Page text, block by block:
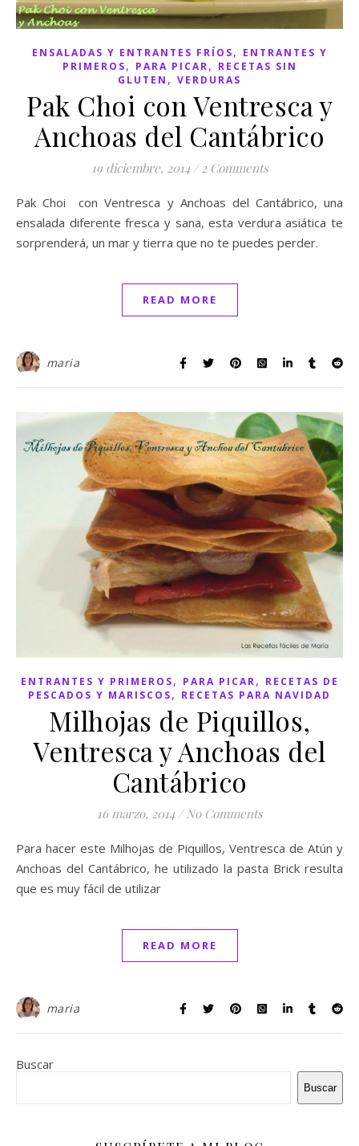
ENSALADAS Y ENTRANTES FRÍOS, ENTRANTES Y
PRIMEROS, PARA PICAR, RECETAS SIN
GLUTEN , VERDURAS
Pak Choi con Ventresca y
Anchoas del Cantábrico
19 diciembre, 2014 / 2 Comments
Pak Choi con Ventresca y Anchoas del Cantábrico, una
ensalada diferente fresca y sana, esta verdura asiática te
sorprenderá, un mar y tierra que no te puedes perder.
READ MORE
maria
ENTRANTES Y PRIMEROS, PARA PICAR, RECETAS DE
PESCADOS Y MARISCOS, RECETAS PARA NAVIDAD
Milhojas de Piquillos,
Ventresca y Anchoas del
Cantábrico
16 marzo, 2014 / No Comments
Para hacer este Milhojas de Piquillos, Ventresca de Atún y
Anchoas del Cantábrico, he utilizado la pasta Brick resulta
que es muy fácil de utilizar
READ MORE
maria
Buscar
Buscar